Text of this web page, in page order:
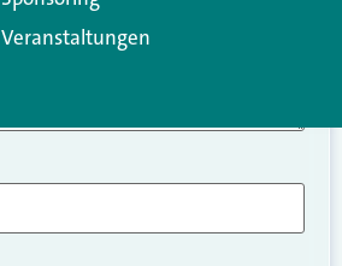
Veranstaltungen